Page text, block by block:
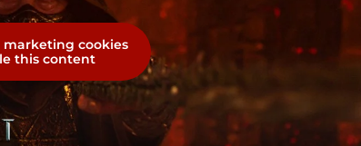
marketing cookies
this content